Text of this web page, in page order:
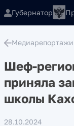
Губернатор
Медиарепортажи
Шеф-
приняла
школы
28.10.2024